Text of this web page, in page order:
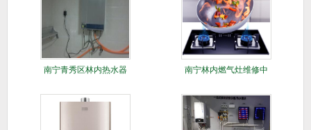
南宁青秀区林内热水器 南宁林内燃气灶维修中